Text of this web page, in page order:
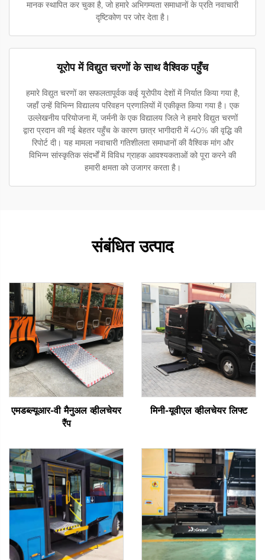
मानक स्थापित कर चुका है, जो हमारे अभिगम्यता समाधानों के प्रति नवाचारी
दृष्टिकोण पर जोर देता है।
यूरोप में विद्युत चरणों के साथ वैश्विक पहुँच
हमारे विद्युत चरणों का सफलतापूर्वक कई यूरोपीय देशों में निर्यात किया गया है,
जहाँ उन्हें विभिन्न विद्यालय परिवहन प्रणालियों में एकीकृत किया गया है। एक
उल्लेखनीय परियोजना में, जर्मनी के एक विद्यालय जिले ने हमारे विद्युत चरणों
द्वारा प्रदान की गई बेहतर पहुँच के कारण छात्र भागीदारी में 40% की वृद्धि की
रिपोर्ट दी। यह मामला नवाचारी गतिशीलता समाधानों की वैश्विक मांग और
विभिन्न सांस्कृतिक संदर्भों में विविध ग्राहक आवश्यकताओं को पूरा करने की
हमारी क्षमता को उजागर करता है।
संबंधित उत्पाद
एमडब्ल्यूआर-वी मैनुअल व्हीलचेयर
रैंप
मिनी-यूवीएल व्हीलचेयर लिफ्ट